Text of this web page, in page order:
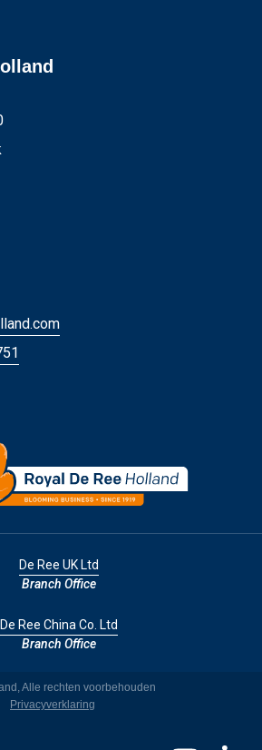
De Ree UK Ltd
Branch Office
De Ree China Co. Ltd
Branch Office
Alle rechten voorbehouden
Privacyverklaring